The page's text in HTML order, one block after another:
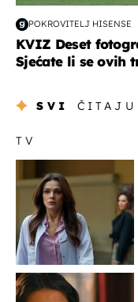
POKROVITELJ HISENSE
KVIZ Deset
Sjećate li se ovih
SVI ČITAJU
TV